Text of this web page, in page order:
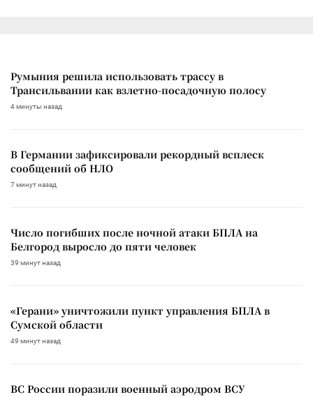
Румыния решила использовать трассу в
Трансильвании как взлетно-посадочную полосу
4 минуты назад
В Германии зафиксировали рекордный всплеск
сообщений об НЛО
7 минут назад
Число погибших после ночной атаки БПЛА на
Белгород выросло до пяти человек
39 минут назад
«Герани» уничтожили пункт управления БПЛА в
Сумской области
49 минут назад
ВС России поразили военный аэродром ВСУ